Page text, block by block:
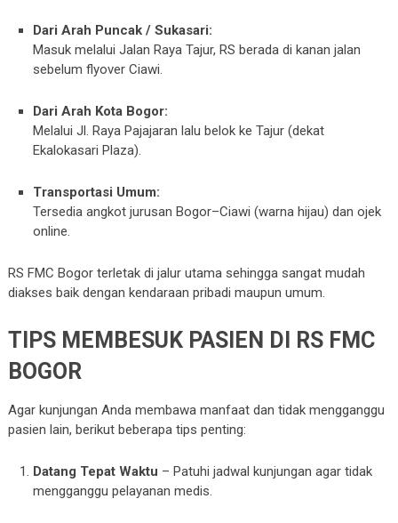
Dari Arah Puncak / Sukasari:
Masuk melalui Jalan Raya Tajur, RS berada di kanan jalan
sebelum flyover Ciawi.
Dari Arah Kota Bogor:
Melalui Jl. Raya Pajajaran lalu belok ke Tajur (dekat
Ekalokasari Plaza).
Transportasi Umum:
Tersedia angkot jurusan Bogor–Ciawi (warna hijau) dan ojek
online.
RS FMC Bogor terletak di jalur utama sehingga sangat mudah
diakses baik dengan kendaraan pribadi maupun umum.
TIPS MEMBESUK PASIEN DI RS FMC
BOGOR
Agar kunjungan Anda membawa manfaat dan tidak mengganggu
pasien lain, berikut beberapa tips penting:
Datang Tepat Waktu – Patuhi jadwal kunjungan agar tidak
mengganggu pelayanan medis.